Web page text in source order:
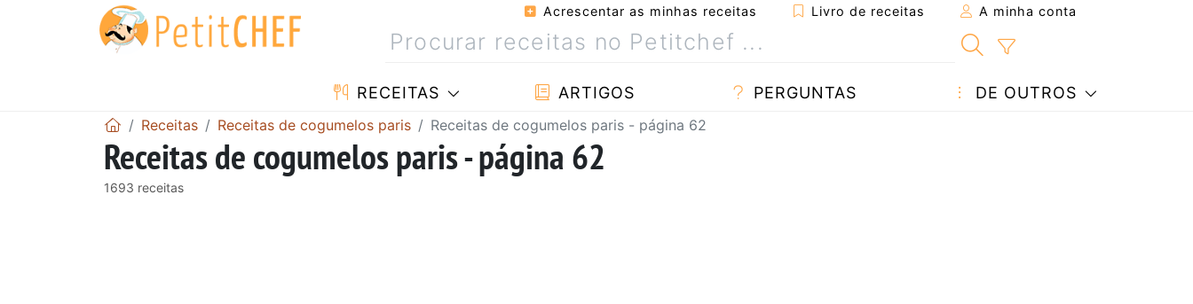
Acrescentar as minhas receitas Livro de receitas A minha conta
RECEITAS ARTIGOS PERGUNTAS DE OUTROS
Receitas Receitas de cogumelos paris Receitas de cogumelos paris - página 62
Receitas de cogumelos paris - página 62
1693 receitas